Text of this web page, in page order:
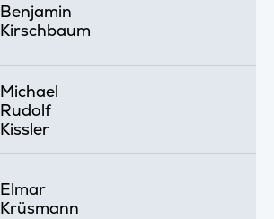
Benjamin
Kirschbaum
Michael
Rudolf
Kissler
Elmar
Krüsmann